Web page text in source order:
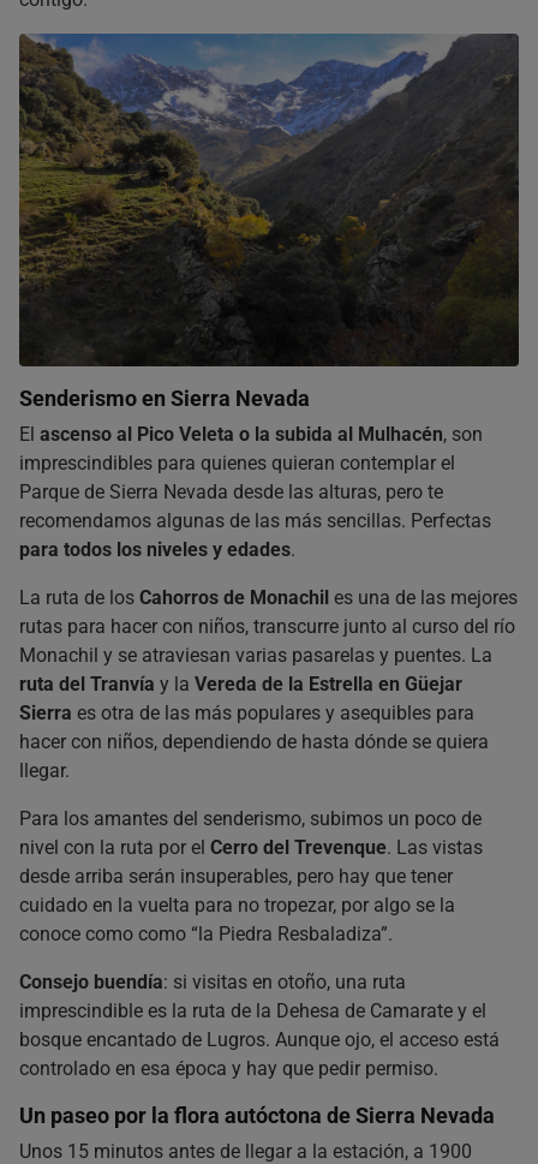
Senderismo en Sierra Nevada
El ascenso al Pico Veleta o la subida al Mulhacén, son
imprescindibles para quienes quieran contemplar el
Parque de Sierra Nevada desde las alturas, pero te
recomendamos algunas de las más sencillas. Perfectas
para todos los niveles y edades.
La ruta de los Cahorros de Monachil es una de las mejores
rutas para hacer con niños, transcurre junto al curso del río
Monachil y se atraviesan varias pasarelas y puentes. La
ruta del Tranvía y la Vereda de la Estrella en Güejar
Sierra es otra de las más populares y asequibles para
hacer con niños, dependiendo de hasta dónde se quiera
llegar.
Para los amantes del senderismo, subimos un poco de
nivel con la ruta por el Cerro del Trevenque. Las vistas
desde arriba serán insuperables, pero hay que tener
cuidado en la vuelta para no tropezar, por algo se la
conoce como como “la Piedra Resbaladiza”.
Consejo buendía: si visitas en otoño, una ruta
imprescindible es la ruta de la Dehesa de Camarate y el
bosque encantado de Lugros. Aunque ojo, el acceso está
controlado en esa época y hay que pedir permiso.
Un paseo por la flora autóctona de Sierra Nevada
Unos 15 minutos antes de llegar a la estación, a 1900